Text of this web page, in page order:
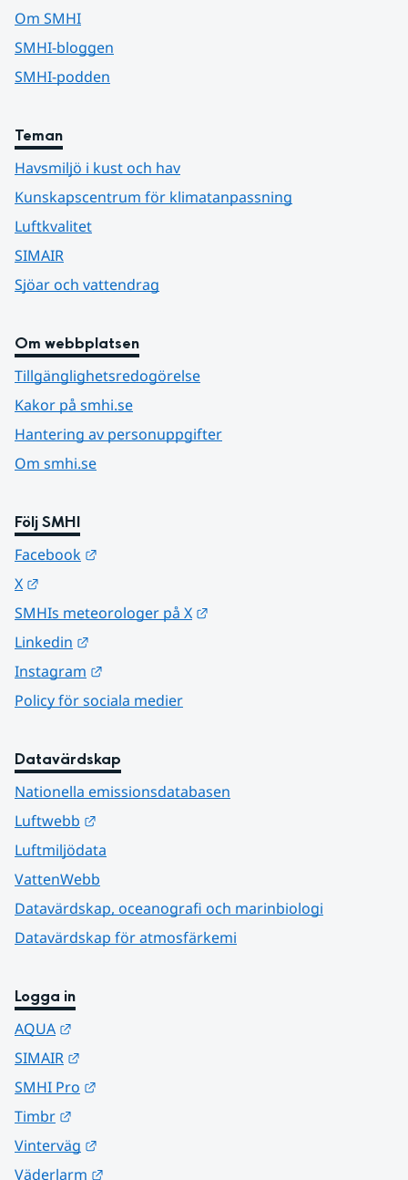
Om SMHI
SMHI-bloggen
SMHI-podden
Teman
Havsmiljö i kust och hav
Kunskapscentrum för klimatanpassning
Luftkvalitet
SIMAIR
Sjöar och vattendrag
Om webbplatsen
Tillgänglighetsredogörelse
Kakor på smhi.se
Hantering av personuppgifter
Om smhi.se
Följ SMHI
Facebook
X
SMHIs meteorologer på X
Linkedin
Instagram
Policy för sociala medier
Datavärdskap
Nationella emissionsdatabasen
Luftwebb
Luftmiljödata
VattenWebb
Datavärdskap, oceanografi och marinbiologi
Datavärdskap för atmosfärkemi
Logga in
AQUA
SIMAIR
SMHI Pro
Timbr
Vinterväg
Väderlarm